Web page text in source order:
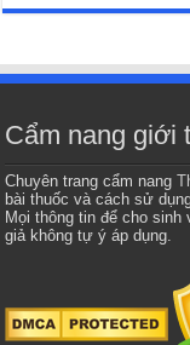
Cẩm nang giới
Chuyên trang cẩm nang
bài thuốc và cách sử
Mọi thông tin để cho
giả không tự ý áp dụng.